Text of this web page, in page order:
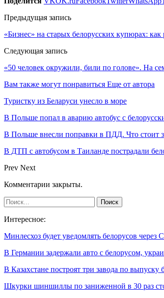
Предыдущая запись
«Бизнес» на старых белорусских купюрах:
Следующая запись
«50 человек окружили, били по голове». На
Вам также могут понравиться Еще от автора
Туристку из Беларуси унесло в море
В Польше попал в аварию автобус с
В Польше внесли поправки в ПДД. Что стоит
В ДТП с автобусом в Таиланде пострадали
Prev Next
Комментарии закрыты.
Интересное:
Минлесхоз будет уведомлять белорусов
В Германии задержали авто с белорусом,
В Казахстане построят три завода по выпуску
Шкурки шиншиллы по заниженной в 30 раз